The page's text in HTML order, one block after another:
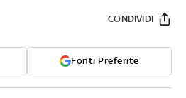
Fonti Preferite
CONDIVIDI